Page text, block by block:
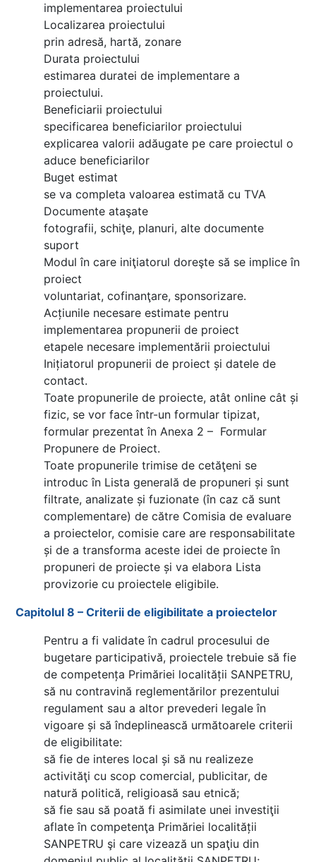
implementarea proiectului
Localizarea proiectului
prin adresă, hartă, zonare
Durata proiectului
estimarea duratei de implementare a
proiectului.
Beneficiarii proiectului
specificarea beneficiarilor proiectului
explicarea valorii adăugate pe care proiectul o
aduce beneficiarilor
Buget estimat
se va completa valoarea estimată cu TVA
Documente ataşate
fotografii, schiţe, planuri, alte documente
suport
Modul în care iniţiatorul doreşte să se implice în
proiect
voluntariat, cofinanţare, sponsorizare.
Acțiunile necesare estimate pentru
implementarea propunerii de proiect
etapele necesare implementării proiectului
Inițiatorul propunerii de proiect și datele de
contact.
Toate propunerile de proiecte, atât online cât și
fizic, se vor face într-un formular tipizat,
formular prezentat în Anexa 2 – Formular
Propunere de Proiect.
Toate propunerile trimise de cetăţeni se
introduc în Lista generală de propuneri și sunt
filtrate, analizate și fuzionate (în caz că sunt
complementare) de către Comisia de evaluare
a proiectelor, comisie care are responsabilitate
și de a transforma aceste idei de proiecte în
propuneri de proiecte și va elabora Lista
provizorie cu proiectele eligibile.
Capitolul 8 – Criterii de eligibilitate a proiectelor
Pentru a fi validate în cadrul procesului de
bugetare participativă, proiectele trebuie să fie
de competența Primăriei localității SANPETRU,
să nu contravină reglementărilor prezentului
regulament sau a altor prevederi legale în
vigoare și să îndeplinească următoarele criterii
de eligibilitate:
să fie de interes local și să nu realizeze
activităţi cu scop comercial, publicitar, de
natură politică, religioasă sau etnică;
să fie sau să poată fi asimilate unei investiţii
aflate în competenţa Primăriei localității
SANPETRU şi care vizează un spaţiu din